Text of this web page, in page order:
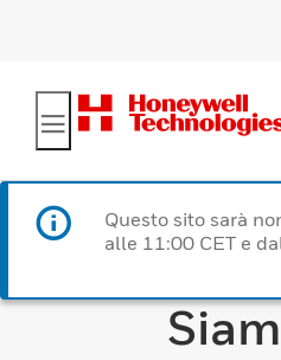
Questo sito sarà
alle 11:00 CET e